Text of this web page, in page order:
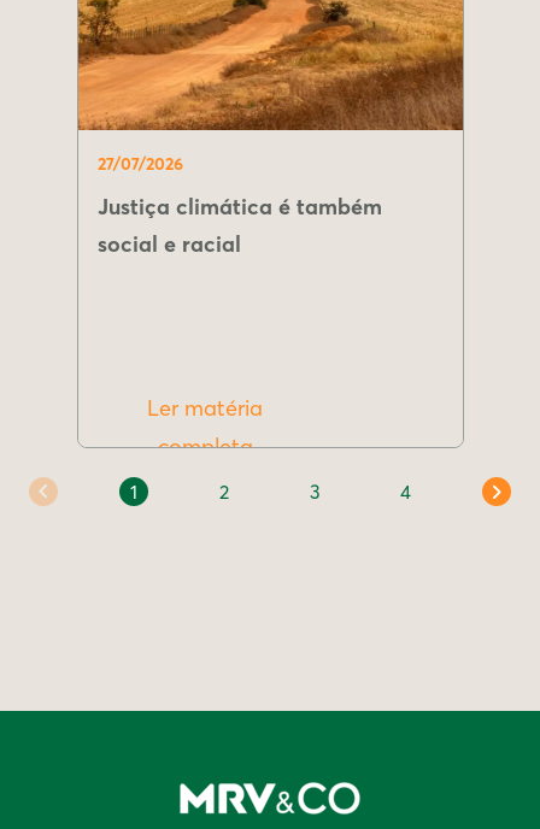
27/07/2026
Justiça climática é também
social e racial
Ler matéria
completa
1 2 3 4